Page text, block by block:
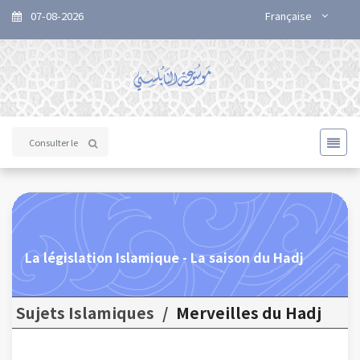
07-08-2026 Française
La législation Islamique - La saison du Hadj
Sujets Islamiques / Merveilles du Hadj